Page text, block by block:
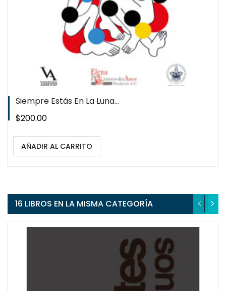
Siempre Estás En La Luna...
Precio
$200.00
AÑADIR AL CARRITO
16 LIBROS EN LA MISMA CATEGORÍA